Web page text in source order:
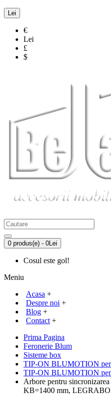
Lei
€
Lei
£
$
0 produs(e) - 0Lei
Cosul este gol!
Meniu
Acasa +
Despre noi +
Blog +
Contact +
Prima Pagina
Feronerie Blum
Sisteme box
TIP-ON BLUMOTION
TIP-ON BLUMOTION
Arbore pentru
KB=1400 mm,